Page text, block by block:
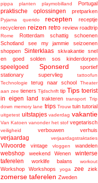
pippa
planten playmobilland Portugal
praktische oplossingen pretparken
Pyjama querido recepten
receptje
recycleren reizen retro review roadtrip
Rome Rotterdam schattig
schoenen
Schotland
see my jammie
seizoenen
shoppen
Sinterklaas skivakantie
snel
en goed
solden sos kinderdorpen
speelgoed Sponserd
sportief
stationary
supervlieg
tattoofun
Technologie
terug naar school
Theater
aan zee tieners Tijdschrift tip Tips toerist
in eigen land
trakteren transport
Trip
down memory lane trips Trouw tuin tutorial
uitgetest uitstapjes vaderdag vakantie
Van Katoen vanonder het stof vegetarisch
veiligheid verbouwen verhuis
verjaardag verjaardagstraktaties
Vilvoorde vintage vloggen wandelen
webshop weekend Wenen
winterse
taferelen
worklife balans workout
Workshop Workshops yoga zee ziek
zomerse taferelen Zweden